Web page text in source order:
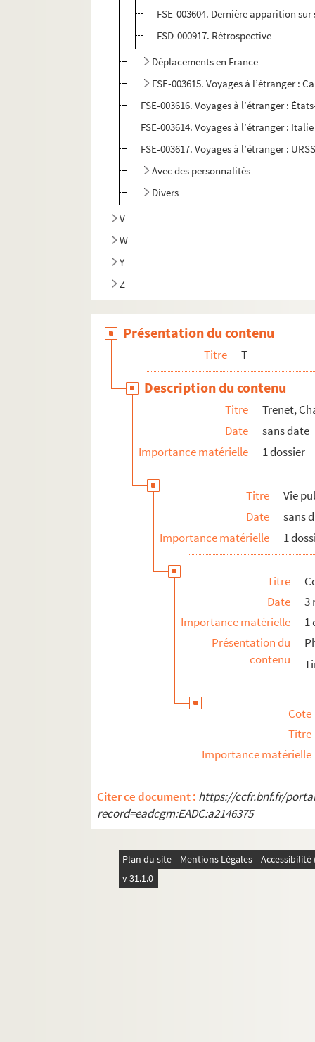
FSE-003604. Dernière apparition sur
FSD-000917. Rétrospective
Déplacements en France
FSE-003615. Voyages à l’étranger :
FSE-003616. Voyages à l’étranger :
FSE-003614. Voyages à l’étranger :
FSE-003617. Voyages à l’étranger :
Avec des personnalités
Divers
V
W
Y
Z
Présentation du contenu
Titre T
Description du contenu
Titre
Trenet,
Date
sans date
Importance matérielle
1 dossier
Titre
Vie
Date
sans
Importance matérielle
1
Titre
Date
3
Importance matérielle
1
Présentation du
contenu
Cote
Titre
Importance matérielle
Citer ce document : https://ccfr.bnf.fr/
record=eadcgm:EADC:a2146375
Plan du site Mentions Légales
v 31.1.0